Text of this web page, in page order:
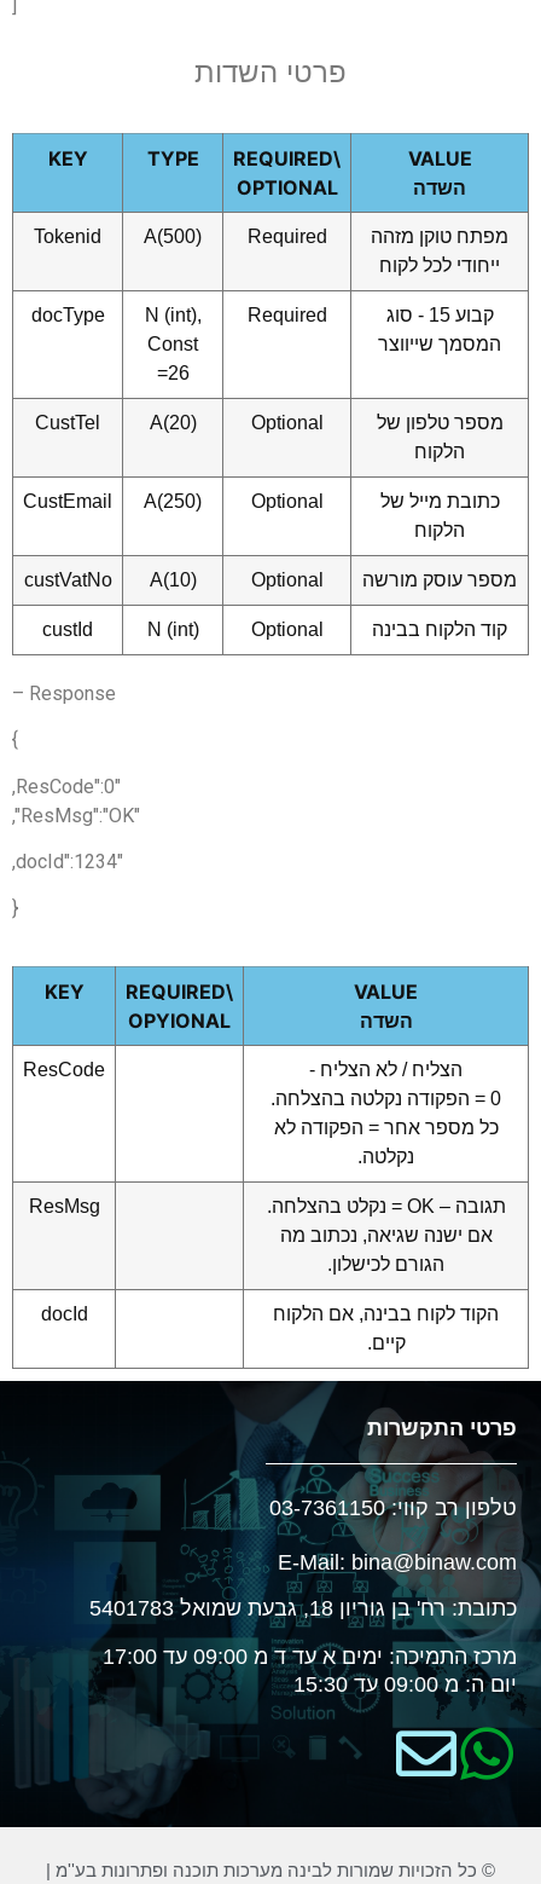
פרטי השדות
VALUE
השדה
OPTIONAL
TYPE
KEY
מפתח טוקן מזהה
ייחודי לכל לקוח
Required
A(500)
Tokenid
קבוע 15 - סוג
המסמך שייווצר
Required
N (int),
Const
=26
docType
מספר טלפון של
הלקוח
Optional
A(20)
CustTel
כתובת מייל של
הלקוח
Optional
A(250)
CustEmail
עוסק מורשה Optional
A(10)
custVatNo
קוד הלקוח בבינה Optional
N (int)
custId
Response –
VALUE
השדה
OPYIONAL
KEY
הצליח / לא הצליח -
כל מספר אחר = הפקודה לא
נקלטה.
ResCode
תגובה – OK = נקלט בהצלחה.
אם ישנה שגיאה, נכתוב מה
הגורם לכישלון.
ResMsg
הקוד לקוח בבינה, אם הלקוח
קיים.
docId
התקשרות
רב קווי: 03-7361150
E-Mail:
רח' בן גוריון 18, גבעת שמואל 5401783
התמיכה: ימים א עד ד מ 09:00 עד 17:00
ה: מ 09:00 עד 15:30
© כל הזכויות שמורות לבינה מערכות תוכנה ופתרונות בע''מ |